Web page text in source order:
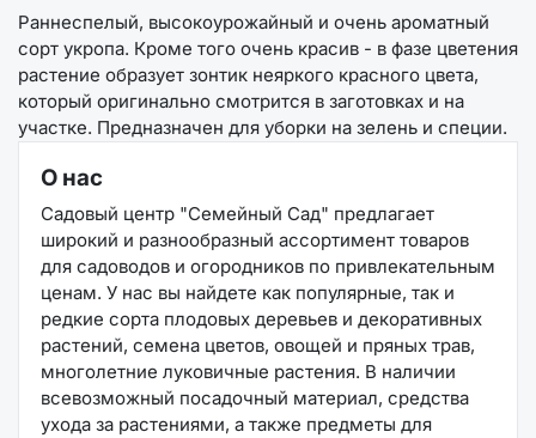
Раннеспелый, высокоурожайный и очень ароматный
сорт укропа. Кроме того очень красив - в фазе цветения
растение образует зонтик неяркого красного цвета,
который оригинально смотрится в заготовках и на
участке. Предназначен для уборки на зелень и специи.
О нас
Садовый центр "Семейный Сад" предлагает
широкий и разнообразный ассортимент товаров
для садоводов и огородников по привлекательным
ценам. У нас вы найдете как популярные, так и
редкие сорта плодовых деревьев и декоративных
растений, семена цветов, овощей и пряных трав,
многолетние луковичные растения. В наличии
всевозможный посадочный материал, средства
ухода за растениями, а также предметы для